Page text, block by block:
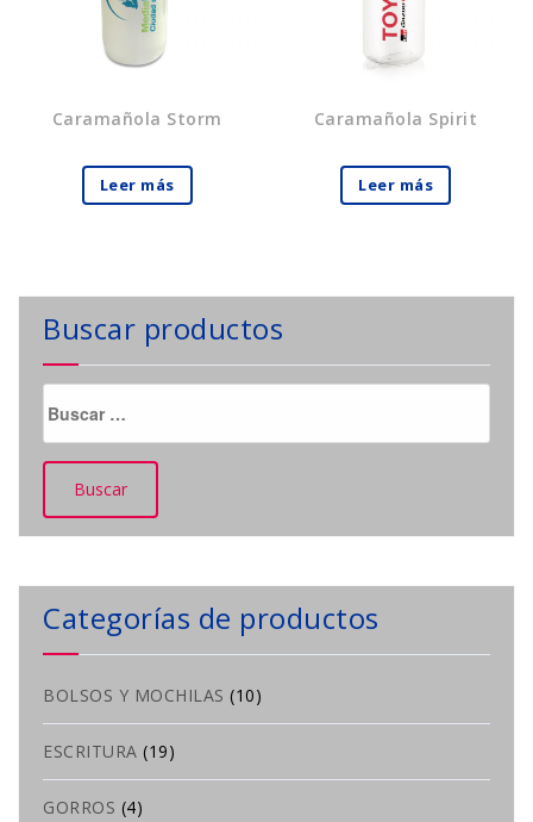
Caramañola Storm
Leer más
Caramañola Spirit
Leer más
Buscar productos
Categorías de productos
BOLSOS Y MOCHILAS (10)
ESCRITURA (19)
GORROS (4)